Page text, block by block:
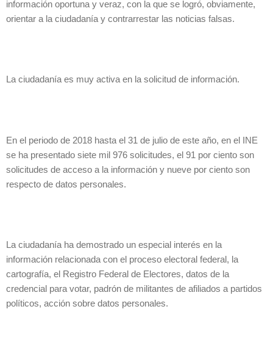
información oportuna y veraz, con la que se logró, obviamente,
orientar a la ciudadanía y contrarrestar las noticias falsas.
La ciudadanía es muy activa en la solicitud de información.
En el periodo de 2018 hasta el 31 de julio de este año, en el INE
se ha presentado siete mil 976 solicitudes, el 91 por ciento son
solicitudes de acceso a la información y nueve por ciento son
respecto de datos personales.
La ciudadanía ha demostrado un especial interés en la
información relacionada con el proceso electoral federal, la
cartografía, el Registro Federal de Electores, datos de la
credencial para votar, padrón de militantes de afiliados a partidos
políticos, acción sobre datos personales.